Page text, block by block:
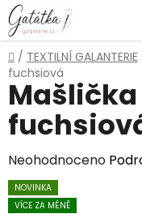
Přejít
na
obsah
Domů
/ TEXTILNÍ GALANTERIE
fuchsiová
Průměrné
hodnocení
produktu
Neohodnoceno
NOVINKA
VÍCE ZA MÉNĚ